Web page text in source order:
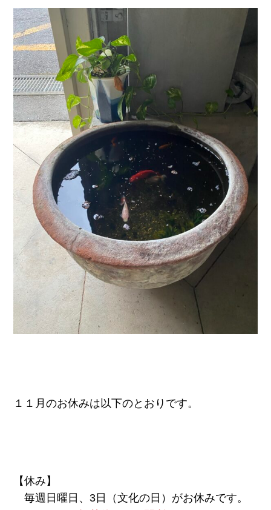
１１月のお休みは以下のとおりです。
【休み】
毎週日曜日、3日（文化の日）がお休みです。